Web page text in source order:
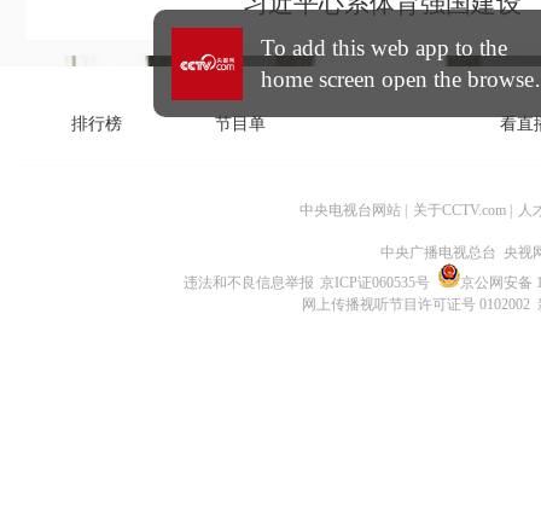
中央电视台网站 关于CCTV.com 人
中央广播电视总台 央视
违法和不良信息举报 京ICP证060535号
京公网安备
网上传播视听节目许可证号 0102002